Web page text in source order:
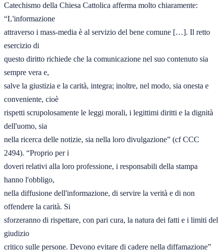
Catechismo della Chiesa Cattolica afferma molto chiaramente:
“L'informazione
attraverso i mass-media è al servizio del bene comune […]. Il retto
esercizio di
questo diritto richiede che la comunicazione nel suo contenuto sia
sempre vera e,
salve la giustizia e la carità, integra; inoltre, nel modo, sia onesta e
conveniente, cioè
rispetti scrupolosamente le leggi morali, i legittimi diritti e la dignità
dell'uomo, sia
nella ricerca delle notizie, sia nella loro divulgazione” (cf CCC
2494). “Proprio per i
doveri relativi alla loro professione, i responsabili della stampa
hanno l'obbligo,
nella diffusione dell'informazione, di servire la verità e di non
offendere la carità. Si
sforzeranno di rispettare, con pari cura, la natura dei fatti e i limiti del
giudizio
critico sulle persone. Devono evitare di cadere nella diffamazione”